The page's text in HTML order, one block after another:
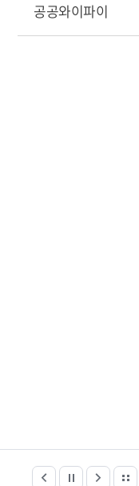
공공와이파이
한국건강관리협회